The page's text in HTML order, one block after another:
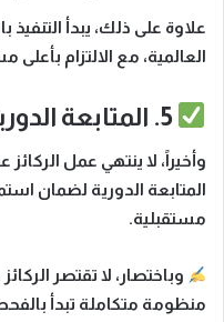
علاوة على ذلك، يبدأ
العالمية، مع الالتزام
5. المتابعة الدورية
وأخيراً، لا ينتهي عمل
المتابعة الدورية لضمان
مستقبلية.
وباختصار ، لا تقتصر
منظومة متكاملة تبدأ